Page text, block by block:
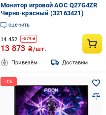
Монитор игровой AOC Q27G4ZR
Черно-красный (32163421)
оценить
14 452 -579₴
13 873 ₴/шт.
Привезём Доставим